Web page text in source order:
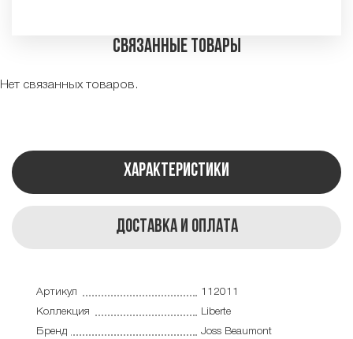
Связанные товары
Нет связанных товаров.
Характеристики
Доставка и оплата
Артикул
112011
Коллекция
Liberte
Бренд
Joss Beaumont